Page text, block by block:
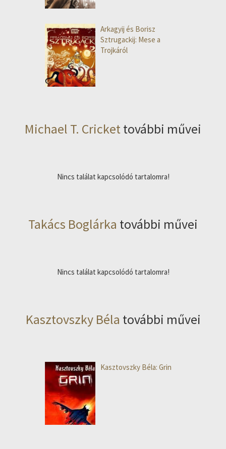
Arkagyij és Borisz
Sztrugackij: Mese a
Trojkáról
Michael T. Crickettovábbi művei
Nincs találat kapcsolódó tartalomra!
Takács Boglárka további művei
Nincs találat kapcsolódó tartalomra!
Kasztovszky Béla további művei
Kasztovszky Béla: Grin